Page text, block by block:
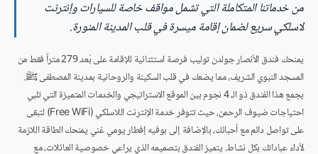
من خدماتنا المتكاملة التي تشمل مواقف خاصة للسيارات وإنترنت
لاسلكي سريع لضمان إقامة ميسرة في قلب المدينة المنورة.
يمنحك فندق الأنصار جولدن توليب فرصة استثنائية للإقامة على بُعد 279 متراً فقط من
المسجد النبوي الشريف، مما يضعك في قلب السكينة والروحانية بمدينة المصطفى ﷺ.
يجمع هذا الفندق ذو الـ 4 نجوم بين الموقع الاستراتيجي والخدمات المتميزة التي تلبي
احتياجات ضيوف الرحمن، حيث تتوفر خدمة الإنترنت اللاسلكي (Free WiFi) لتبقى
على تواصل دائم مع أحبائك، بالإضافة إلى بوفيه إفطار يومي غني يمنحك الطاقة اللازمة
لأداء عباداتك بكل نشاط. يتميز الفندق بتصميمه الذي يراعي خصوصية العائلات، مع